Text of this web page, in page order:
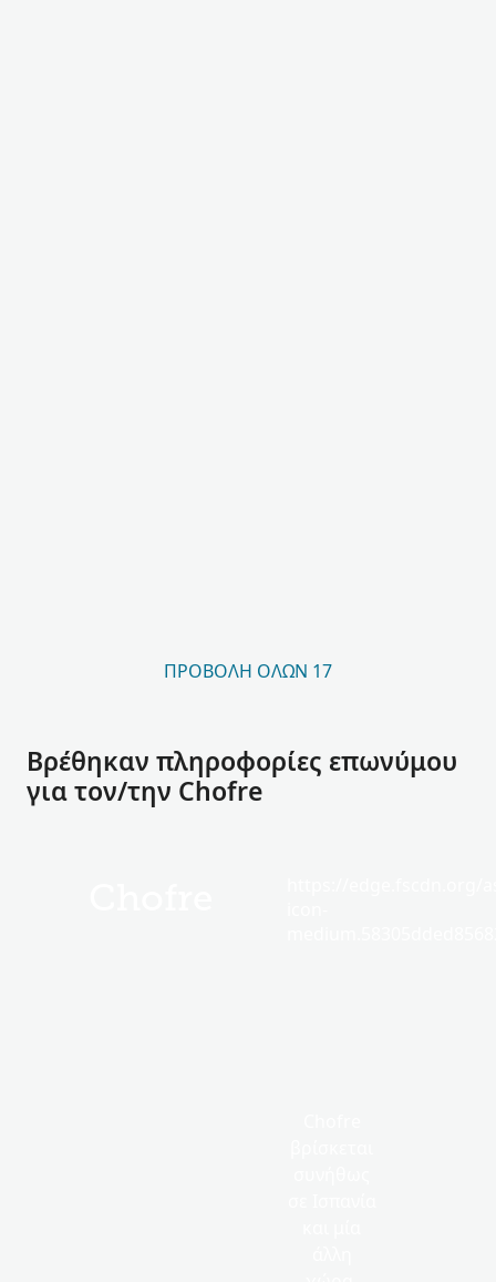
ΠΡΟΒΟΛΉ ΌΛΩΝ 17
Βρέθηκαν πληροφορίες επωνύμου
για τον/την Chofre